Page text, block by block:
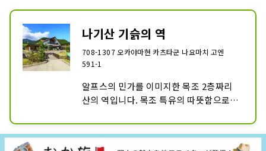
나기산 기슭의 역
708-1307 오카야마현 카츠타군 나요마치 고엔
591-1
알프스의 민가를 이미지한 목조 2층짜리
산의 역입니다. 목조 특유의 따뜻함으로 가
을 비롯한 다양한 체험 연수 시설이 갖추어
져 있습니다.